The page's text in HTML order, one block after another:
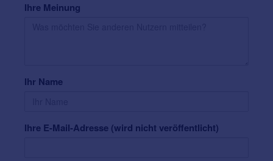
Ihre Meinung
Ihr Name
Ihre E-Mail-Adresse (wird nicht veröffentlicht)